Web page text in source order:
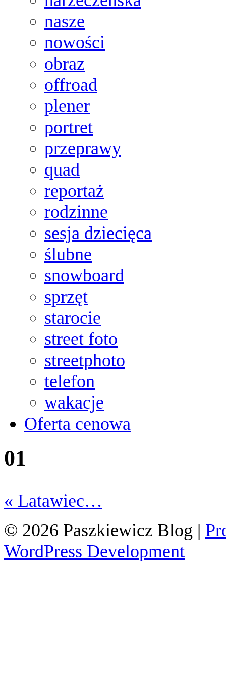
nasze
nowości
obraz
offroad
plener
portret
przeprawy
quad
reportaż
rodzinne
sesja dziecięca
ślubne
snowboard
sprzęt
starocie
street foto
streetphoto
telefon
wakacje
Oferta cenowa
01
« Latawiec…
© 2026 Paszkiewicz Blog |
WordPress Development